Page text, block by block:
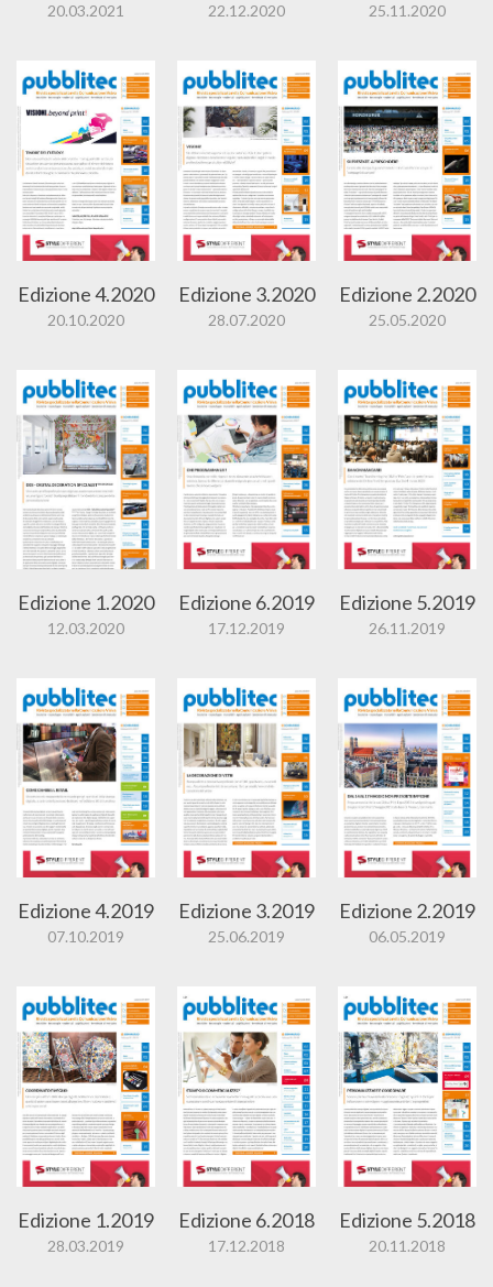
20.03.2021 22.12.2020 25.11.2020
Edizione 4.2020
20.10.2020
Edizione 3.2020
28.07.2020
Edizione 2.2020
25.05.2020
Edizione 1.2020
12.03.2020
Edizione 6.2019
17.12.2019
Edizione 5.2019
26.11.2019
Edizione 4.2019
07.10.2019
Edizione 3.2019
25.06.2019
Edizione 2.2019
06.05.2019
Edizione 1.2019
28.03.2019
Edizione 6.2018
17.12.2018
Edizione 5.2018
20.11.2018